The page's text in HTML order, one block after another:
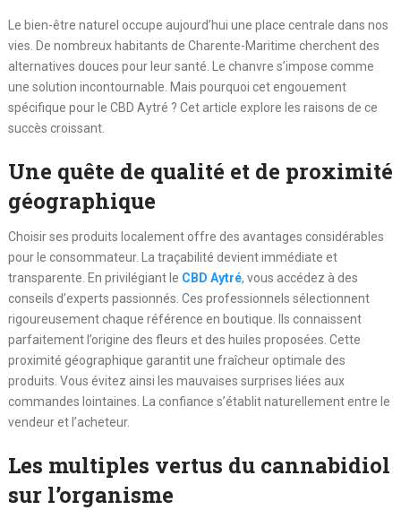
Le bien-être naturel occupe aujourd’hui une place centrale dans nos
vies. De nombreux habitants de Charente-Maritime cherchent des
alternatives douces pour leur santé. Le chanvre s’impose comme
une solution incontournable. Mais pourquoi cet engouement
spécifique pour le CBD Aytré ? Cet article explore les raisons de ce
succès croissant.
Une quête de qualité et de proximité
géographique
Choisir ses produits localement offre des avantages considérables
pour le consommateur. La traçabilité devient immédiate et
transparente. En privilégiant le CBD Aytré, vous accédez à des
conseils d’experts passionnés. Ces professionnels sélectionnent
rigoureusement chaque référence en boutique. Ils connaissent
parfaitement l’origine des fleurs et des huiles proposées. Cette
proximité géographique garantit une fraîcheur optimale des
produits. Vous évitez ainsi les mauvaises surprises liées aux
commandes lointaines. La confiance s’établit naturellement entre le
vendeur et l’acheteur.
Les multiples vertus du cannabidiol
sur l’organisme